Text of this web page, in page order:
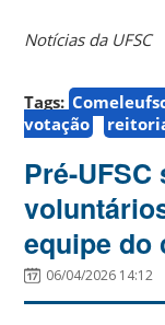
Notícias da UFSC
Tags:
votação
Pré-
equipe do
06/04/2026 14:12